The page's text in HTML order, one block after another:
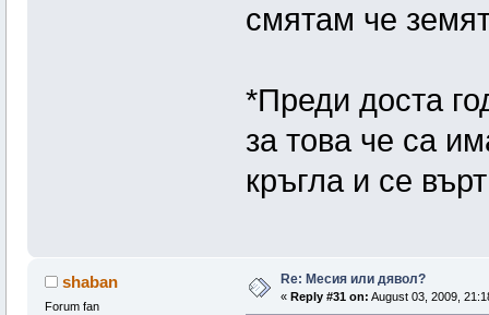
смятам че
*Преди доста
за това че са
кръгла и се
shaban
Forum fan
Re: Месия или дявол?
« Reply #31 on: August 03, 2009,